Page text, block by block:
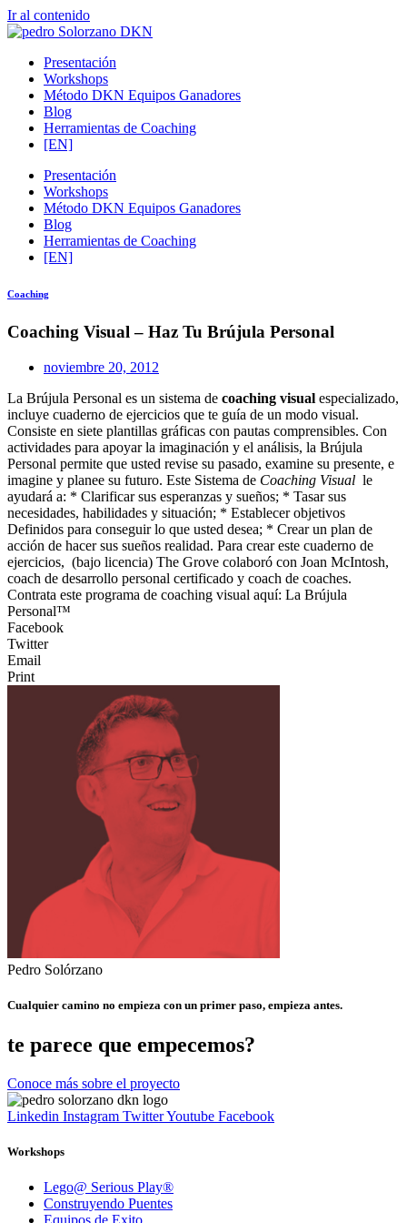
Ir al contenido
Presentación
Workshops
Método DKN Equipos Ganadores
Blog
Herramientas de Coaching
[EN]
Presentación
Workshops
Método DKN Equipos Ganadores
Blog
Herramientas de Coaching
[EN]
Coaching
Coaching Visual – Haz Tu Brújula Personal
noviembre 20, 2012
La Brújula Personal es un sistema de coaching visual especializado,
incluye cuaderno de ejercicios que te guía de un modo visual.
Consiste en siete plantillas gráficas con pautas comprensibles. Con
actividades para apoyar la imaginación y el análisis, la Brújula
Personal permite que usted revise su pasado, examine su presente, e
imagine y planee su futuro. Este Sistema de Coaching Visual le
ayudará a: * Clarificar sus esperanzas y sueños; * Tasar sus
necesidades, habilidades y situación; * Establecer objetivos
Definidos para conseguir lo que usted desea; * Crear un plan de
acción de hacer sus sueños realidad. Para crear este cuaderno de
ejercicios, (bajo licencia) The Grove colaboró con Joan McIntosh,
coach de desarrollo personal certificado y coach de coaches.
Contrata este programa de coaching visual aquí: La Brújula
Personal™
Facebook
Twitter
Email
Print
Pedro Solórzano
Cualquier camino no empieza con un primer paso, empieza antes.
te parece que empecemos?
Conoce más sobre el proyecto
Linkedin Instagram TwitterYoutube Facebook
Workshops
Lego@ Serious Play®
Construyendo Puentes